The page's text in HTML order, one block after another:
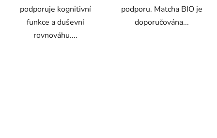
podporuje kognitivní
funkce a duševní
rovnováhu....
podporu. Matcha BIO je
doporučována...